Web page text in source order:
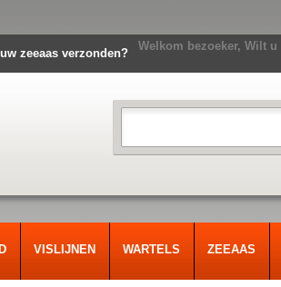
zeeaas verzonden?
Welkom bezoeker, Wilt u
VISLIJNEN WARTELS ZEEAAS